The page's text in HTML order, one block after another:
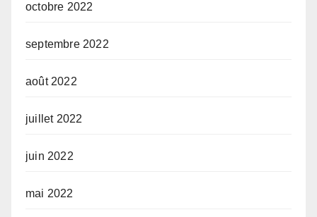
octobre 2022
septembre 2022
août 2022
juillet 2022
juin 2022
mai 2022